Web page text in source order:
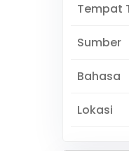
Tempat
Sumber
Bahasa
Lokasi